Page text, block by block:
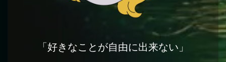
「好きなことが自由に出来ない」